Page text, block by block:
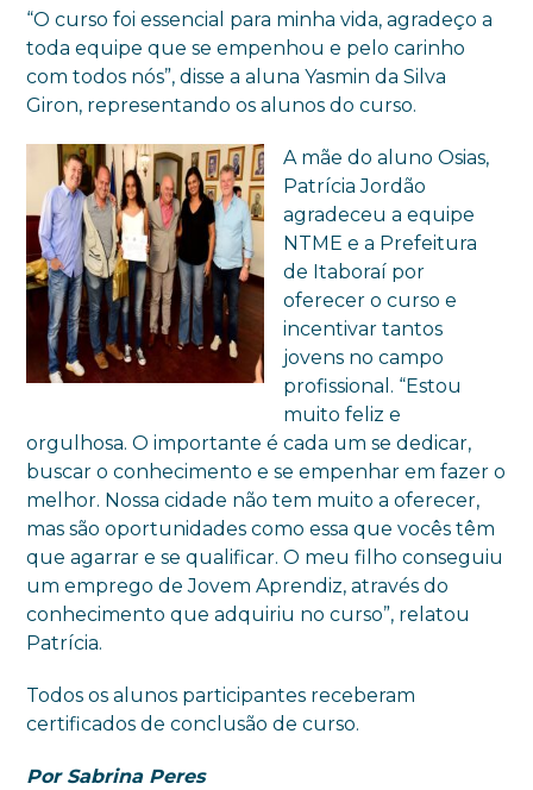
“O curso foi essencial para minha vida, agradeço a
toda equipe que se empenhou e pelo carinho
com todos nós”, disse a aluna Yasmin da Silva
Giron, representando os alunos do curso.
A mãe do aluno Osias,
Patrícia Jordão
agradeceu a equipe
NTME e a Prefeitura
de Itaboraí por
oferecer o curso e
incentivar tantos
jovens no campo
profissional. “Estou
muito feliz e
orgulhosa. O importante é cada um se dedicar,
buscar o conhecimento e se empenhar em fazer o
melhor. Nossa cidade não tem muito a oferecer,
mas são oportunidades como essa que vocês têm
que agarrar e se qualificar. O meu filho conseguiu
um emprego de Jovem Aprendiz, através do
conhecimento que adquiriu no curso”, relatou
Patrícia.
Todos os alunos participantes receberam
certificados de conclusão de curso.
Por Sabrina Peres